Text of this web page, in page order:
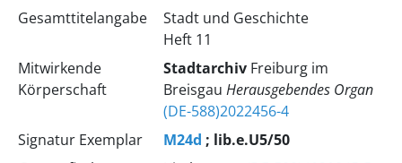
Gesamttitelangabe
Stadt und Geschichte
Heft 11
Mitwirkende
Körperschaft
Stadtarchiv Freiburg im
Breisgau Herausgebendes Organ
(DE-588)2022456-4
Signatur Exemplar
M24d ; lib.e.U5/50